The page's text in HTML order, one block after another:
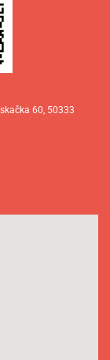
60, 50333